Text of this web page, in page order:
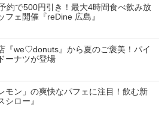
約で500円引き！最大4時間食べ飲み放
フェ開催『reDine 広島』
『we♡donuts』から夏のご褒美！パイ
ーナツが登場
モン」の爽快なパフェに注目！飲む新
シロー』